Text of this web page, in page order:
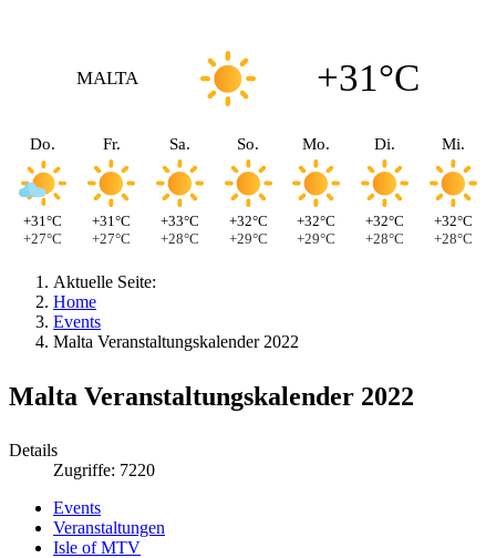
MALTA +31°C
Do.
+31°C
+27°C
Fr.
+31°C
+27°C
Sa.
+33°C
+28°C
So.
+32°C
+29°C
Mo.
+32°C
+29°C
Di.
+32°C
+28°C
Mi.
+32°C
+28°C
Aktuelle Seite:
Home
Events
Malta Veranstaltungskalender 2022
Malta Veranstaltungskalender 2022
Details
Zugriffe: 7220
Events
Veranstaltungen
Isle of MTV